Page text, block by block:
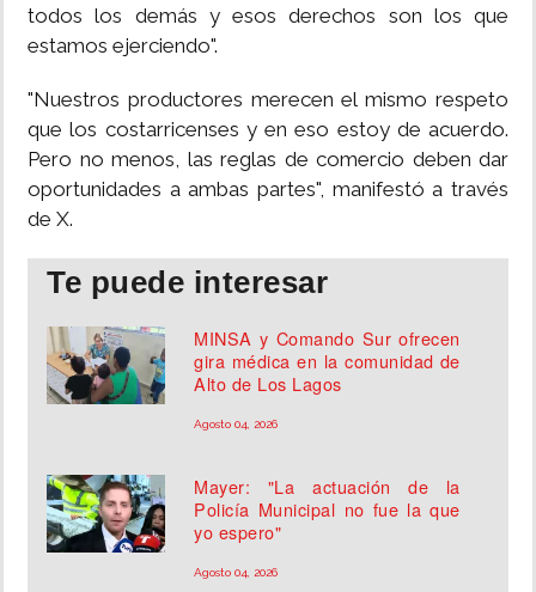
todos los demás y esos derechos son los que
estamos ejerciendo".
"Nuestros productores merecen el mismo respeto
que los costarricenses y en eso estoy de acuerdo.
Pero no menos, las reglas de comercio deben dar
oportunidades a ambas partes", manifestó a través
de X.
Te puede interesar
MINSA y Comando Sur ofrecen
gira médica en la comunidad de
Alto de Los Lagos
Agosto 04, 2026
Mayer: "La actuación de la
Policía Municipal no fue la que
yo espero"
Agosto 04, 2026